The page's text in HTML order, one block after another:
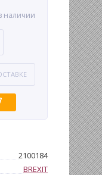
наличии
2100184
BREXIT